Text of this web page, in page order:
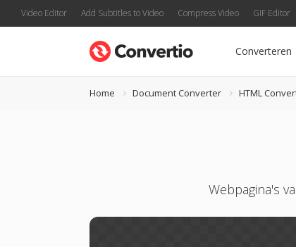
Video Editor Add Subtitles to Video Compress Video GIF Editor
Converteren
Home Document Converter HTML
Webpagina's